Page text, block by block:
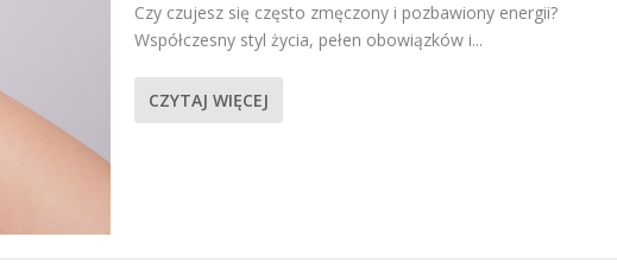
Czy czujesz się często zmęczony i pozbawiony energii?
Współczesny styl życia, pełen obowiązków i...
CZYTAJ WIĘCEJ